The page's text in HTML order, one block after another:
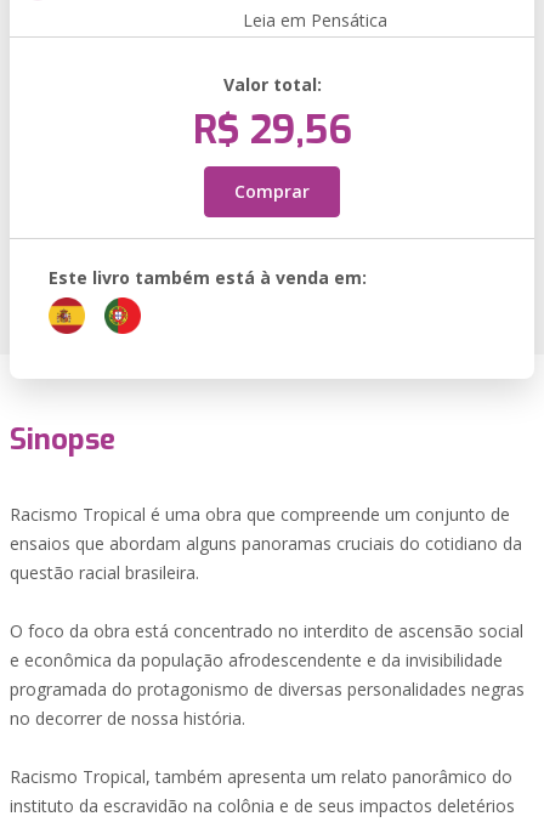
Leia em Pensática
Valor total:
R$ 29,56
Comprar
Este livro também está à venda em:
Sinopse
Racismo Tropical é uma obra que compreende um conjunto de
ensaios que abordam alguns panoramas cruciais do cotidiano da
questão racial brasileira.
O foco da obra está concentrado no interdito de ascensão social
e econômica da população afrodescendente e da invisibilidade
programada do protagonismo de diversas personalidades negras
no decorrer de nossa história.
Racismo Tropical, também apresenta um relato panorâmico do
instituto da escravidão na colônia e de seus impactos deletérios